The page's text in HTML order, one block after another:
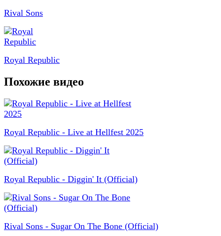
Rival Sons
Royal Republic
Похожие видео
Royal Republic - Live at Hellfest 2025
Royal Republic - Diggin' It (Official)
Rival Sons - Sugar On The Bone (Official)